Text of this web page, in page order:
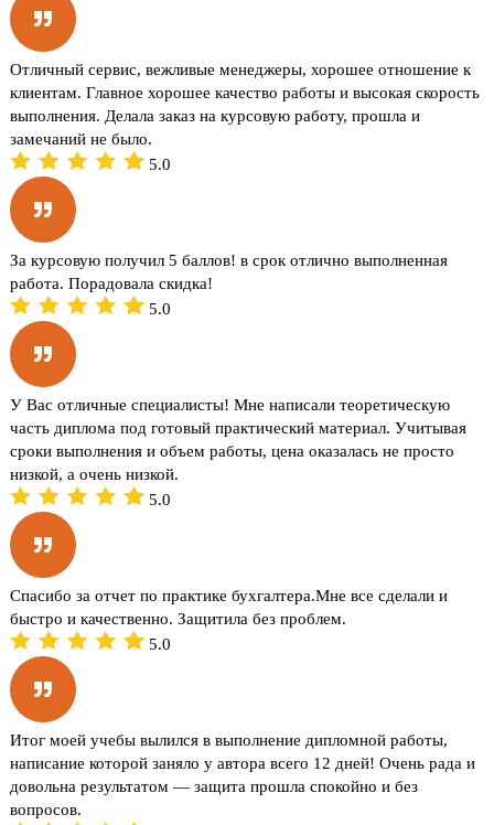
Отличный сервис, вежливые менеджеры, хорошее отношение к
клиентам. Главное хорошее качество работы и высокая скорость
выполнения. Делала заказ на курсовую работу, прошла и
замечаний не было.
5.0
За курсовую получил 5 баллов! в срок отлично выполненная
работа. Порадовала скидка!
5.0
У Вас отличные специалисты! Мне написали теоретическую
часть диплома под готовый практический материал. Учитывая
сроки выполнения и объем работы, цена оказалась не просто
низкой, а очень низкой.
5.0
Спасибо за отчет по практике бухгалтера.Мне все сделали и
быстро и качественно. Защитила без проблем.
5.0
Итог моей учебы вылился в выполнение дипломной работы,
написание которой заняло у автора всего 12 дней! Очень рада и
довольна результатом — защита прошла спокойно и без
вопросов.